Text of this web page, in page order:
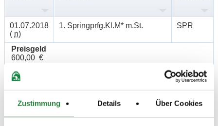
Zustimmung Details Über Cookies
01.07.2018
( n)
1. Springprfg.Kl.M* m.St. SPR
Preisgeld
600,00 €
LKL/Art
2 3 4 LP
30.06.2018
n)
2. Punktespringprüfung Kl.M*
mit Joker
SPR